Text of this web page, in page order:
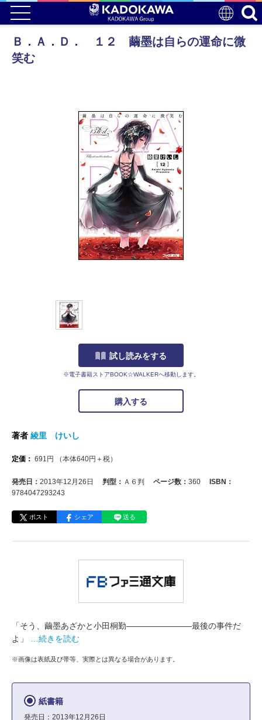
Ｂ．Ａ．Ｄ． １２ 繭墨は自らの運命に微
笑む
試し読みをする
※電子書籍ストアBOOK☆WALKERへ移動します。
購入する
著者 綾里 けいし
定価： 691 円 （本体640円＋税）
発売日： 2013年12月26日 判型： Ａ６判 ページ数： 360
ISBN：
9784047293243
ポスト シェア 送る
「そう、繭墨あざかと小田桐勤――――――――最後の事件だ
よ」
…続きを読む
※画像は表紙及び帯等、実際とは異なる場合があります。
紙書籍
発売日：2013年12月26日